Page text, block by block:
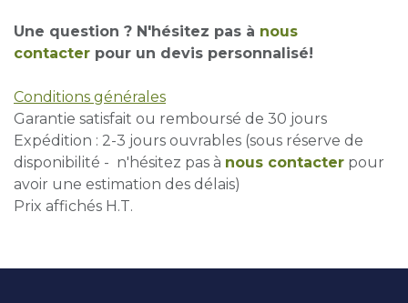
Une question ? N'hésitez pas à nous
contacter pour un devis personnalisé!
Conditions générales
Garantie satisfait ou remboursé de 30 jours
Expédition : 2-3 jours ouvrables (sous réserve de
disponibilité - n'hésitez pas à nous contacter pour
avoir une estimation des délais)
Prix affichés H.T.